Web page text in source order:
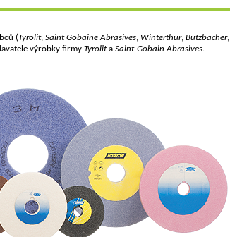
(Tyrolit, Saint Gobaine Abrasives, Winterthur, Butzbacher,
výrobky firmy Tyrolita Saint-Gobain Abrasives.